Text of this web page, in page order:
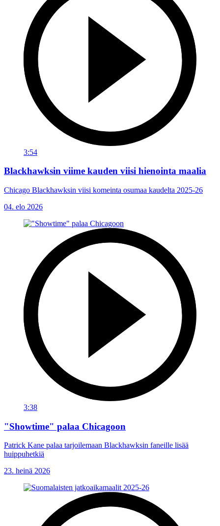
3:54
Blackhawksin viime kauden viisi hienointa maalia
Chicago Blackhawksin viisi komeinta osumaa kaudelta 2025-26
04. elo 2026
3:38
"Showtime" palaa Chicagoon
Patrick Kane palaa tarjoilemaan Blackhawksin faneille lisää
huippuhetkiä
23. heinä 2026